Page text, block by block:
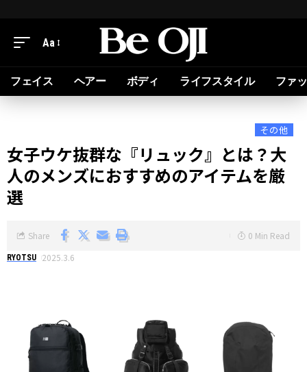
Aa
フェイス ヘアー ボディ ライフスタイル ファ
その他
女子ウケ抜群な『リュック』とは？大
人のメンズにおすすめのアイテムを厳
選
RYOTSU 2025.3.6
Share 0 Min Read